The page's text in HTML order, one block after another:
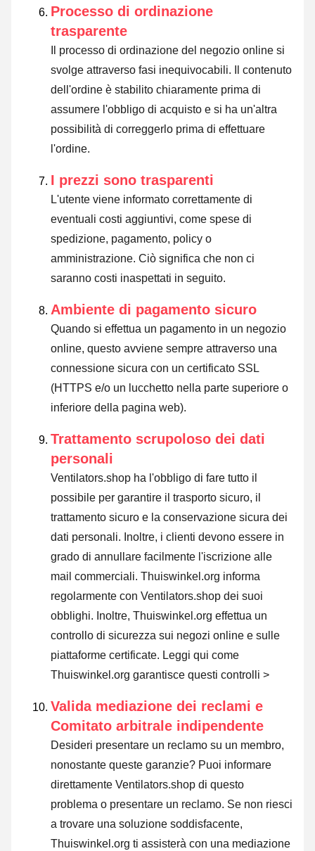
Processo di ordinazione
trasparente
Il processo di ordinazione del negozio online si
svolge attraverso fasi inequivocabili. Il contenuto
dell'ordine è stabilito chiaramente prima di
assumere l'obbligo di acquisto e si ha un'altra
possibilità di correggerlo prima di effettuare
l'ordine.
I prezzi sono trasparenti
L'utente viene informato correttamente di
eventuali costi aggiuntivi, come spese di
spedizione, pagamento, policy o
amministrazione. Ciò significa che non ci
saranno costi inaspettati in seguito.
Ambiente di pagamento sicuro
Quando si effettua un pagamento in un negozio
online, questo avviene sempre attraverso una
connessione sicura con un certificato SSL
(HTTPS e/o un lucchetto nella parte superiore o
inferiore della pagina web).
Trattamento scrupoloso dei dati
personali
Ventilators.shop ha l'obbligo di fare tutto il
possibile per garantire il trasporto sicuro, il
trattamento sicuro e la conservazione sicura dei
dati personali. Inoltre, i clienti devono essere in
grado di annullare facilmente l'iscrizione alle
mail commerciali. Thuiswinkel.org informa
regolarmente con Ventilators.shop dei suoi
obblighi. Inoltre, Thuiswinkel.org effettua un
controllo di sicurezza sui negozi online e sulle
piattaforme certificate. Leggi qui come
Thuiswinkel.org garantisce questi controlli >
Valida mediazione dei reclami e
Comitato arbitrale indipendente
Desideri presentare un reclamo su un membro,
nonostante queste garanzie? Puoi informare
direttamente Ventilators.shop di questo
problema o presentare un reclamo. Se non riesci
a trovare una soluzione soddisfacente,
Thuiswinkel.org ti assisterà con una mediazione